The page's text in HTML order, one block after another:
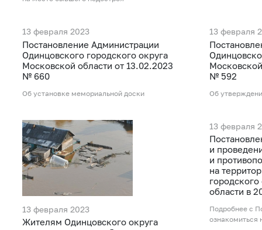
13 февраля 2023
Постановление Администрации
Одинцовского городского округа
Московской области от 13.02.2023
№ 660
Об установке мемориальной доски
13 февраля
№ 592
Об
13 февраля 2023
Жителям Одинцовского округа
13 февраля
и
и
на
области в
Подробнее с
ознакомиться